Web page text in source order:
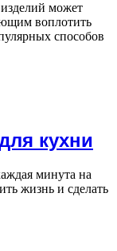
может
воплотить
способов
кухни
минута на
жизнь и сделать